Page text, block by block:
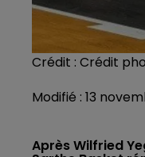
Crédit : Crédit
Modifié : 13
Après Wilfried